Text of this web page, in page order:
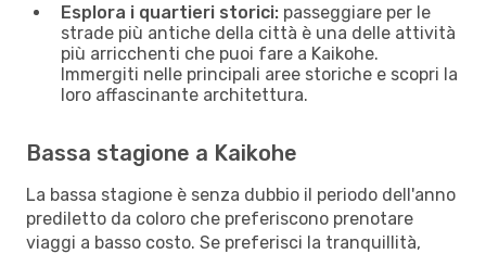
Esplora i quartieri storici: passeggiare per le
strade più antiche della città è una delle attività
più arricchenti che puoi fare a Kaikohe.
Immergiti nelle principali aree storiche e scopri la
loro affascinante architettura.
Bassa stagione a Kaikohe
La bassa stagione è senza dubbio il periodo dell'anno
prediletto da coloro che preferiscono prenotare
viaggi a basso costo. Se preferisci la tranquillità,